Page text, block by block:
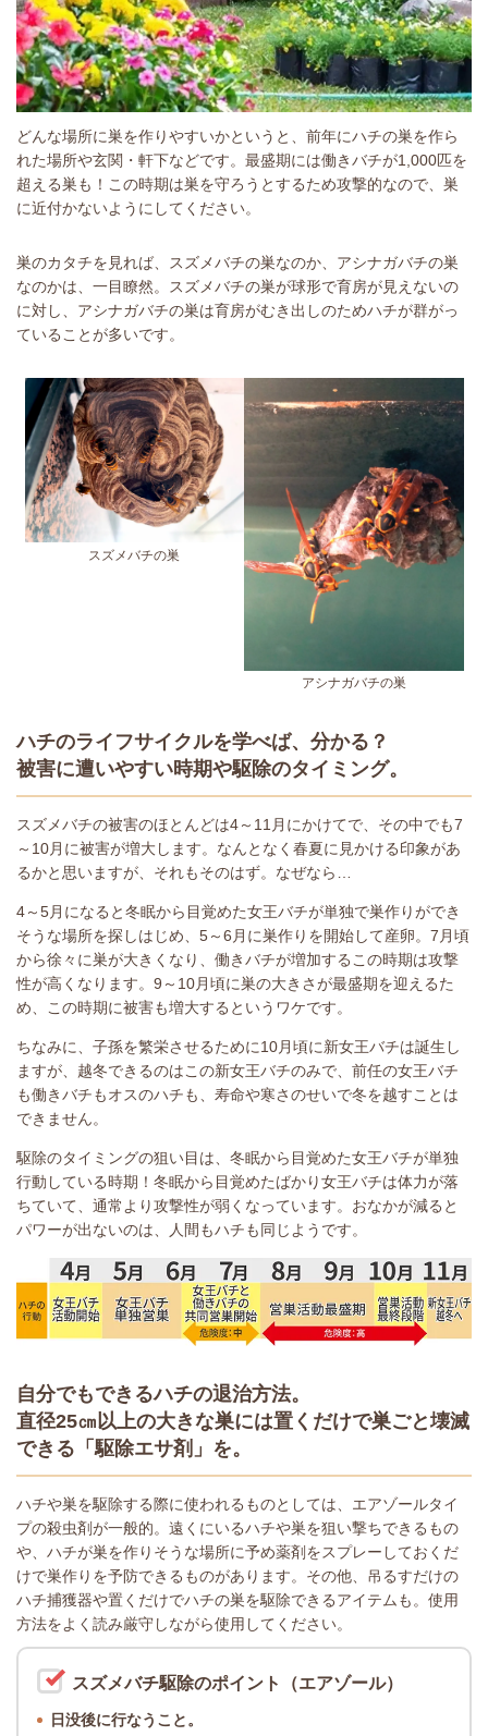
どんな場所に巣を作りやすいかというと、前年にハチの巣を作ら
れた場所や玄関・軒下などです。最盛期には働きバチが1,000匹を
超える巣も！この時期は巣を守ろうとするため攻撃的なので、巣
に近付かないようにしてください。
巣のカタチを見れば、スズメバチの巣なのか、アシナガバチの巣
なのかは、一目瞭然。スズメバチの巣が球形で育房が見えないの
に対し、アシナガバチの巣は育房がむき出しのためハチが群がっ
ていることが多いです。
スズメバチの巣
アシナガバチの巣
ハチのライフサイクルを学べば、分かる？
被害に遭いやすい時期や駆除のタイミング。
スズメバチの被害のほとんどは4～11月にかけてで、その中でも7
～10月に被害が増大します。なんとなく春夏に見かける印象があ
るかと思いますが、それもそのはず。なぜなら…
4～5月になると冬眠から目覚めた女王バチが単独で巣作りができ
そうな場所を探しはじめ、5～6月に巣作りを開始して産卵。7月頃
から徐々に巣が大きくなり、働きバチが増加するこの時期は攻撃
性が高くなります。9～10月頃に巣の大きさが最盛期を迎えるた
め、この時期に被害も増大するというワケです。
ちなみに、子孫を繁栄させるために10月頃に新女王バチは誕生し
ますが、越冬できるのはこの新女王バチのみで、前任の女王バチ
も働きバチもオスのハチも、寿命や寒さのせいで冬を越すことは
できません。
駆除のタイミングの狙い目は、冬眠から目覚めた女王バチが単独
行動している時期！冬眠から目覚めたばかり女王バチは体力が落
ちていて、通常より攻撃性が弱くなっています。おなかが減ると
パワーが出ないのは、人間もハチも同じようです。
自分でもできるハチの退治方法。
直径25㎝以上の大きな巣には置くだけで巣ごと壊滅
できる「駆除エサ剤」を。
ハチや巣を駆除する際に使われるものとしては、エアゾールタイ
プの殺虫剤が一般的。遠くにいるハチや巣を狙い撃ちできるもの
や、ハチが巣を作りそうな場所に予め薬剤をスプレーしておくだ
けで巣作りを予防できるものがあります。その他、吊るすだけの
ハチ捕獲器や置くだけでハチの巣を駆除できるアイテムも。使用
方法をよく読み厳守しながら使用してください。
スズメバチ駆除のポイント（エアゾール）
日没後に行なうこと。